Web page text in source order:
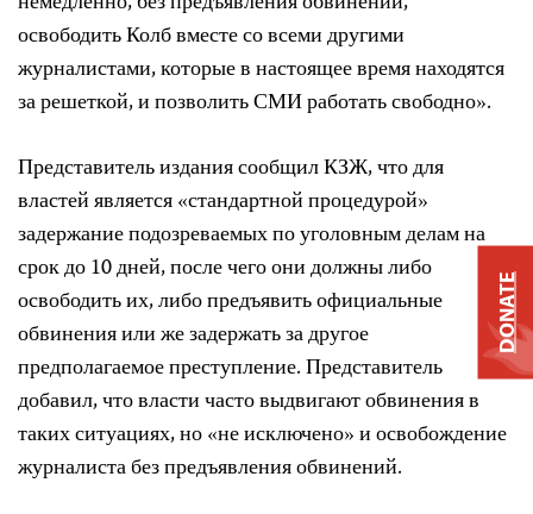
освободить Колб вместе со всеми другими
журналистами, которые в настоящее время находятся
за решеткой, и позволить СМИ работать свободно».
Представитель издания сообщил КЗЖ, что для
властей является «стандартной процедурой»
задержание подозреваемых по уголовным делам на
срок до 10 дней, после чего они должны либо
освободить их, либо предъявить официальные
обвинения или же задержать за другое
предполагаемое преступление. Представитель
добавил, что власти часто выдвигают обвинения в
таких ситуациях, но «не исключено» и освобождение
журналиста без предъявления обвинений.
DONATE